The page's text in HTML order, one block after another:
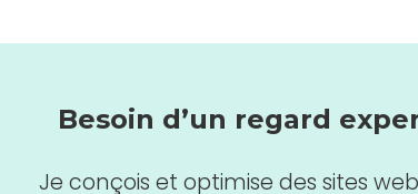
Besoin d’un regard
Je conçois et optimise des sites